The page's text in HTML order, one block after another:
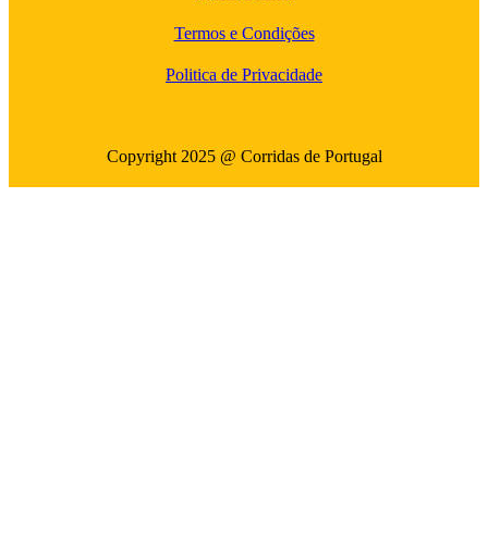
Termos e Condições
Politica de Privacidade
Copyright 2025 @ Corridas de Portugal